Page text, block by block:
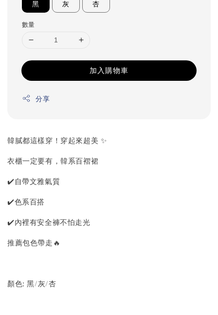
黑 灰 杏
數量
加入購物車
分享
韓膩都這樣穿！穿起來超美 ✨
衣櫃一定要有，韓系百褶裙
✔️自帶文雅氣質
✔️色系百搭
✔️內裡有安全褲不怕走光
推薦包色帶走🔥
顏色: 黑/灰/杏